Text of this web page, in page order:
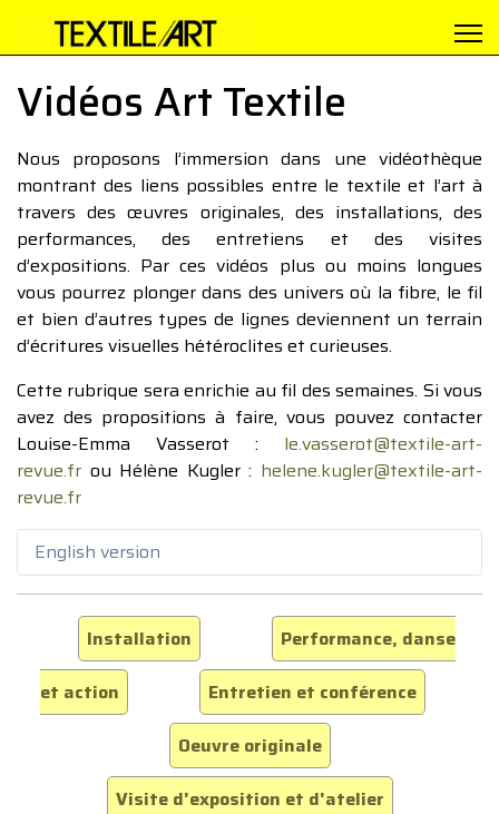
Vidéos Art Textile
Nous proposons l’immersion dans une vidéothèque
montrant des liens possibles entre le textile et l’art à
travers des œuvres originales, des installations, des
performances, des entretiens et des visites
d’expositions. Par ces vidéos plus ou moins longues
vous pourrez plonger dans des univers où la fibre, le fil
et bien d’autres types de lignes deviennent un terrain
d’écritures visuelles hétéroclites et curieuses.
Cette rubrique sera enrichie au fil des semaines. Si vous
avez des propositions à faire, vous pouvez contacter
Louise-Emma Vasserot : le.vasserot@textile-art-
revue.fr ou Hélène Kugler : helene.kugler@textile-art-
revue.fr
English version
Installation
Performance, danse
et action
Entretien et conférence
Oeuvre originale
Visite d'exposition et d'atelier